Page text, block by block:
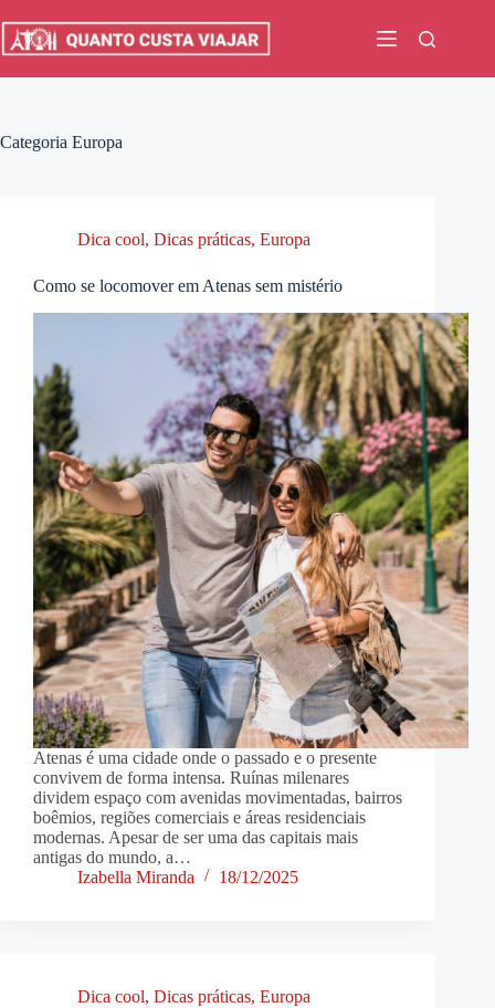
para
Categoria Europa
Dica cool, Dicas práticas, Europa
Como se locomover em Atenas sem mistério
Atenas é uma cidade onde o passado e o presente
convivem de forma intensa. Ruínas milenares
dividem espaço com avenidas movimentadas, bairros
boêmios, regiões comerciais e áreas residenciais
modernas. Apesar de ser uma das capitais mais
antigas do mundo, a…
Izabella Miranda
18/12/2025
Dica cool, Dicas práticas, Europa